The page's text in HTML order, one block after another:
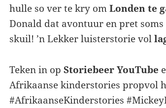
hulle so ver te kry omLonden te
Donald dat avontuur en pret
skuil! ’n Lekker luisterstorie vol
Teken in opStoriebeer YouTube
Afrikaanse kinderstories propvol
#AfrikaanseKinderstories